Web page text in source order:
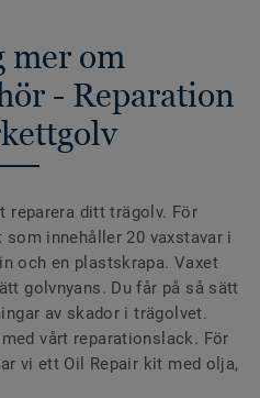
mer om
- Reparation
reparera ditt trägolv. För
innehåller 20 vaxstavar i
och en plastskrapa. Vaxet
golvnyans. Du får på så sätt
av skador i trägolvet.
vårt reparationslack. För
vi ett Oil Repair kit med olja,